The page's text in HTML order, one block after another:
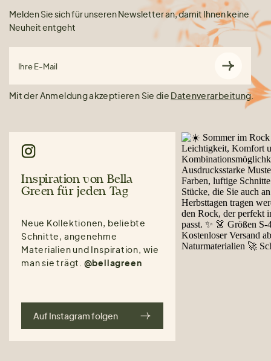
Melden Sie sich für unseren Newsletter an, damit Ihnen keine
Neuheit entgeht
Ihre E-Mail
Mit der Anmeldung akzeptieren Sie die Datenverarbeitung.
Inspiration von Bella
Green für jeden Tag
Neue Kollektionen, beliebte
Schnitte, angenehme
Materialien und Inspiration, wie
man sie trägt. @bellagreen
Auf Instagram folgen